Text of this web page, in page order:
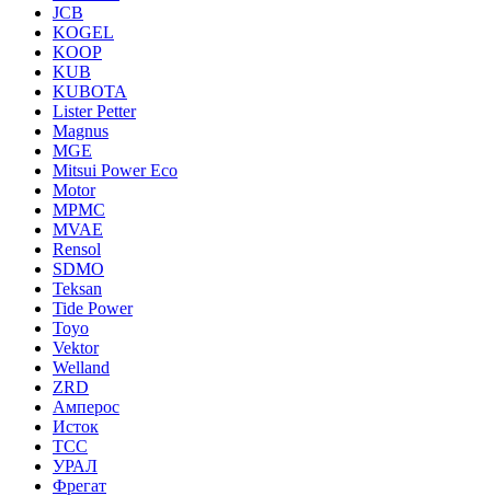
JCB
KOGEL
KOOP
KUB
KUBOTA
Lister Petter
Magnus
MGE
Mitsui Power Eco
Motor
MPMC
MVAE
Rensol
SDMO
Teksan
Tide Power
Toyo
Vektor
Welland
ZRD
Амперос
Исток
ТСС
УРАЛ
Фрегат